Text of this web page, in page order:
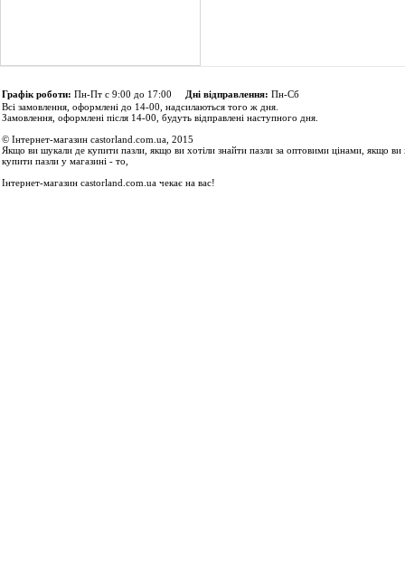
Графік роботи: Пн-Пт с 9:00 до 17:00 Дні відправлення: Пн-Сб
Всі замовлення, оформлені до 14-00, надсилаються того ж дня.
Замовлення, оформлені після 14-00, будуть відправлені наступного дня.
© Інтернет-магазин castorland.com.ua, 2015
Якщо ви шукали де купити пазли, якщо ви хотіли знайти пазли за оптовими цінами, якщо ви
купити пазли у магазині - то,
Інтернет-магазин castorland.com.ua чекає на вас!